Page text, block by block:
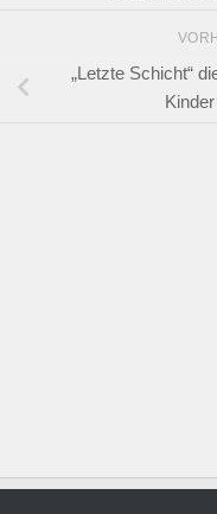
„Letzte Schicht“